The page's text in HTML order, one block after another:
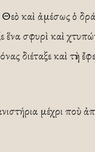
καὶ ἀμέσως ὁ
σφυρὶ καὶ
διέταξε καὶ
μέχρι ποὺ